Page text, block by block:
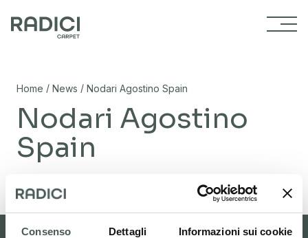
Consenso Dettagli Informazioni sui cookie
Home / News / Nodari Agostino Spain
Nodari Agostino
Spain